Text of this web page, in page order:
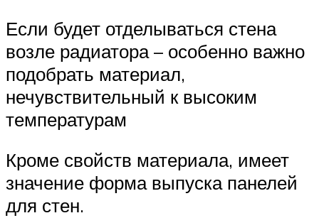
Если будет отделываться стена
возле радиатора – особенно важно
подобрать материал,
нечувствительный к высоким
температурам
Кроме свойств материала, имеет
значение форма выпуска панелей
для стен.